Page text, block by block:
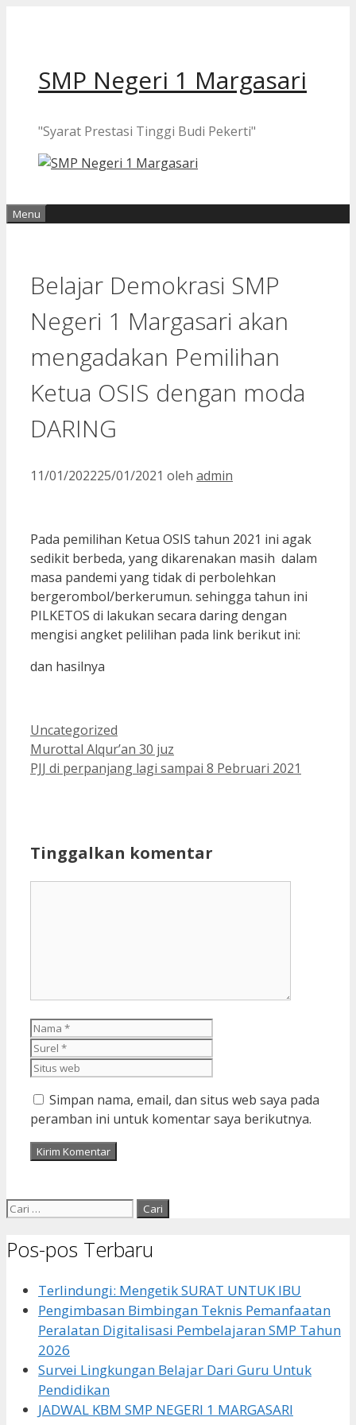
SMP Negeri 1 Margasari
"Syarat Prestasi Tinggi Budi Pekerti"
Menu
Belajar Demokrasi SMP
Negeri 1 Margasari akan
mengadakan Pemilihan
Ketua OSIS dengan moda
DARING
11/01/202225/01/2021 oleh admin
Pada pemilihan Ketua OSIS tahun 2021 ini agak
sedikit berbeda, yang dikarenakan masih dalam
masa pandemi yang tidak di perbolehkan
bergerombol/berkerumun. sehingga tahun ini
PILKETOS di lakukan secara daring dengan
mengisi angket pelilihan pada link berikut ini:
dan hasilnya
Kategori
Uncategorized
Murottal Alqur’an 30 juz
PJJ di perpanjang lagi sampai 8 Pebruari 2021
Tinggalkan komentar
Nama
Simpan nama, email, dan situs web saya pada
peramban ini untuk komentar saya berikutnya.
Cari
Pos-pos Terbaru
Terlindungi: Mengetik SURAT UNTUK IBU
Pengimbasan Bimbingan Teknis Pemanfaatan
Peralatan Digitalisasi Pembelajaran SMP Tahun
2026
Survei Lingkungan Belajar Dari Guru Untuk
Pendidikan
JADWAL KBM SMP NEGERI 1 MARGASARI